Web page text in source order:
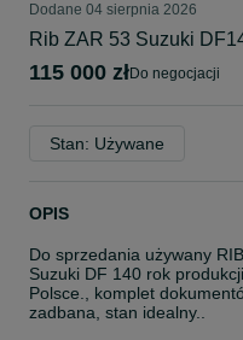
Dodane 04 sierpnia 2026
Rib ZAR 53 Suzuki
115 000 zł do negocjacji
Stan: Używane
OPIS
Do sprzedania używany
Suzuki DF 140 rok
Polsce., komplet
zadbana, stan idealny..